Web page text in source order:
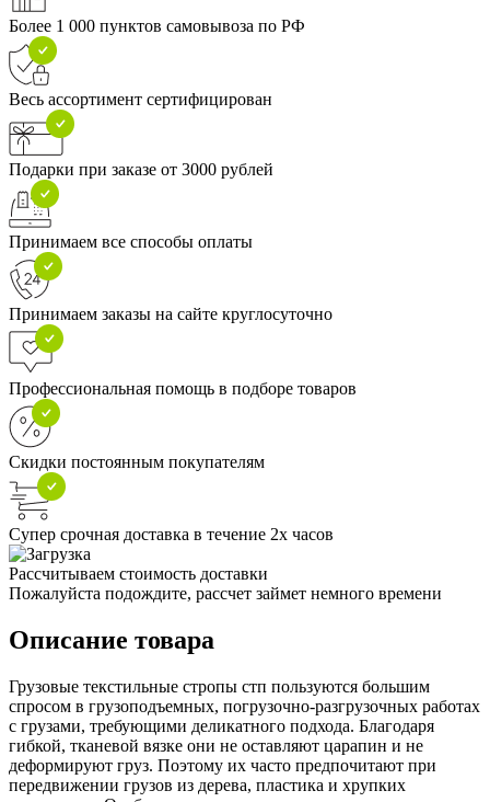
Более 1 000 пунктов самовывоза по РФ
Весь ассортимент сертифицирован
Подарки при заказе от 3000 рублей
Принимаем все способы оплаты
Принимаем заказы на сайте круглосуточно
Профессиональная помощь в подборе товаров
Скидки постоянным покупателям
Супер срочная доставка в течение 2х часов
Рассчитываем стоимость доставки
Пожалуйста подождите, рассчет займет немного времени
Описание товара
Грузовые текстильные стропы стп пользуются большим
спросом в грузоподъемных, погрузочно-разгрузочных работах
с грузами, требующими деликатного подхода. Благодаря
гибкой, тканевой вязке они не оставляют царапин и не
деформируют груз. Поэтому их часто предпочитают при
передвижении грузов из дерева, пластика и хрупких